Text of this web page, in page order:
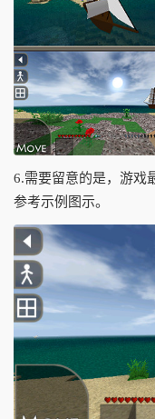
6.需要留意的是，游戏
参考示例图示。